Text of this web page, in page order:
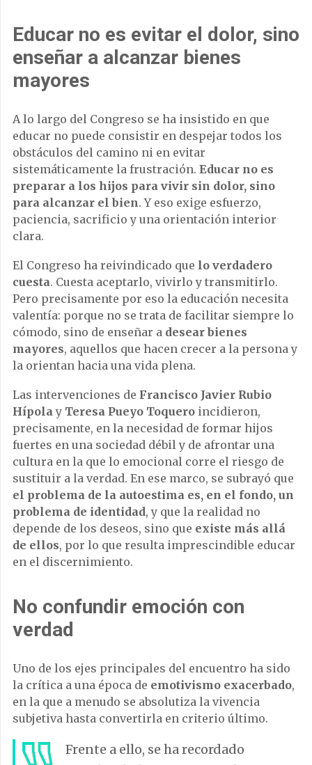
Educar no es evitar el dolor, sino
enseñar a alcanzar bienes
mayores
A lo largo del Congreso se ha insistido en que
educar no puede consistir en despejar todos los
obstáculos del camino ni en evitar
sistemáticamente la frustración. Educar no es
preparar a los hijos para vivir sin dolor, sino
para alcanzar el bien. Y eso exige esfuerzo,
paciencia, sacrificio y una orientación interior
clara.
El Congreso ha reivindicado que lo verdadero
cuesta. Cuesta aceptarlo, vivirlo y transmitirlo.
Pero precisamente por eso la educación necesita
valentía: porque no se trata de facilitar siempre lo
cómodo, sino de enseñar a desear bienes
mayores, aquellos que hacen crecer a la persona y
la orientan hacia una vida plena.
Las intervenciones de Francisco Javier Rubio
Hípolay Teresa Pueyo Toquero incidieron,
precisamente, en la necesidad de formar hijos
fuertes en una sociedad débil y de afrontar una
cultura en la que lo emocional corre el riesgo de
sustituir a la verdad. En ese marco, se subrayó que
el problema de la autoestima es, en el fondo, un
problema de identidad, y que la realidad no
depende de los deseos, sino que existe más allá
de ellos, por lo que resulta imprescindible educar
en el discernimiento.
No confundir emoción con
verdad
Uno de los ejes principales del encuentro ha sido
la crítica a una época de emotivismo exacerbado,
en la que a menudo se absolutiza la vivencia
subjetiva hasta convertirla en criterio último.
Frente a ello, se ha recordado